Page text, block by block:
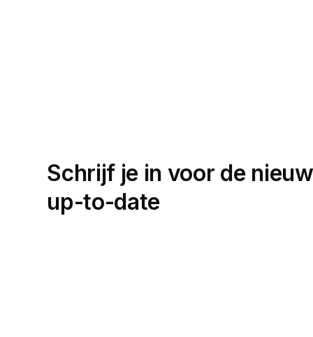
Schrijf je in voor de
up-to-date